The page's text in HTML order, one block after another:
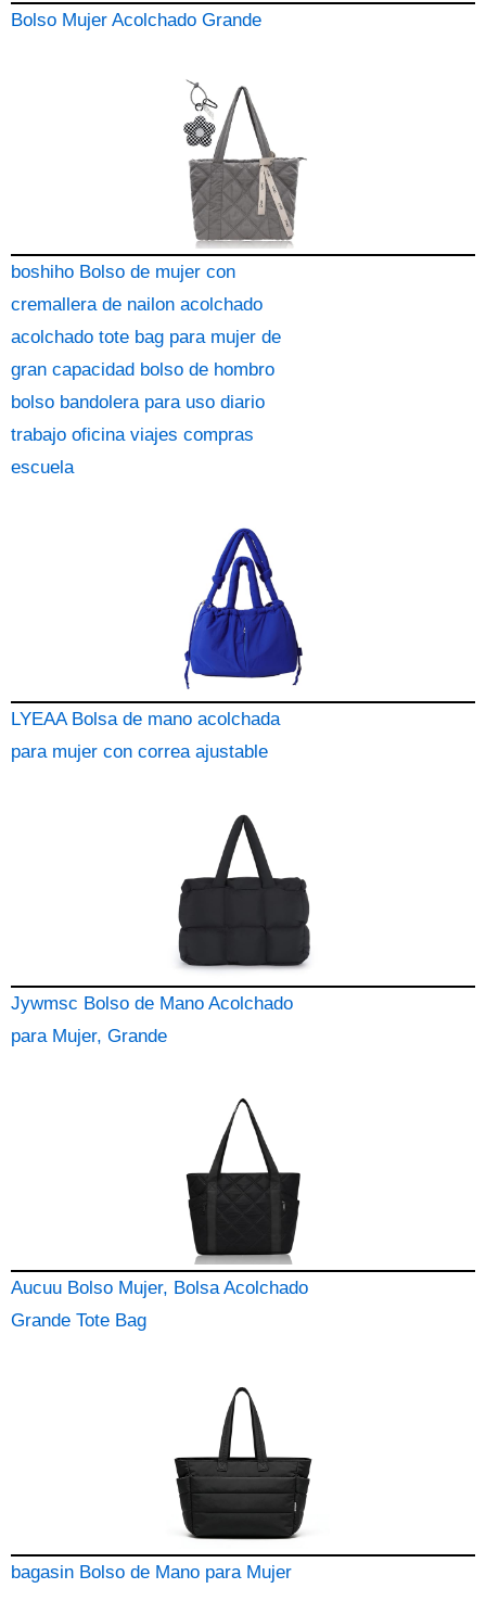
Bolso Mujer Acolchado Grande
boshiho Bolso de mujer con
cremallera de nailon acolchado
acolchado tote bag para mujer de
gran capacidad bolso de hombro
bolso bandolera para uso diario
trabajo oficina viajes compras
escuela
LYEAA Bolsa de mano acolchada
para mujer con correa ajustable
Jywmsc Bolso de Mano Acolchado
para Mujer, Grande
Aucuu Bolso Mujer, Bolsa Acolchado
Grande Tote Bag
bagasin Bolso de Mano para Mujer